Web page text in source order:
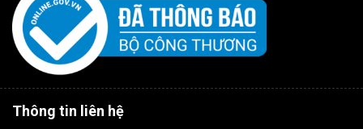
Thông tin liên hệ